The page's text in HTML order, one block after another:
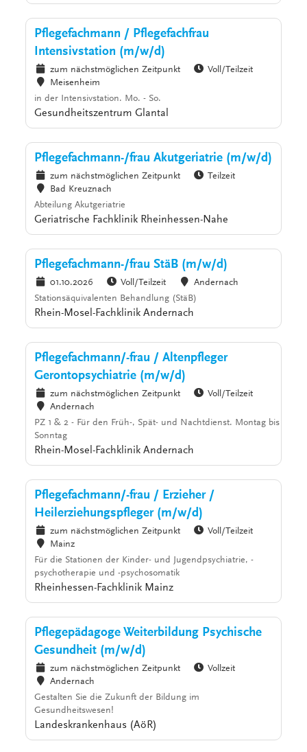
Pflegefachmann / Pflegefachfrau
Intensivstation (m/w/d)
zum nächstmöglichen Zeitpunkt
Voll/Teilzeit
Meisenheim
in der Intensivstation. Mo. - So.
Gesundheitszentrum Glantal
Pflegefachmann-/frau Akutgeriatrie (m/w/d)
zum nächstmöglichen Zeitpunkt
Teilzeit
Bad Kreuznach
Abteilung Akutgeriatrie
Geriatrische Fachklinik Rheinhessen-Nahe
Pflegefachmann-/frau StäB (m/w/d)
01.10.2026 Voll/Teilzeit
Andernach
Stationsäquivalenten Behandlung (StäB)
Rhein-Mosel-Fachklinik Andernach
Pflegefachmann/-frau / Altenpfleger
Gerontopsychiatrie (m/w/d)
zum nächstmöglichen Zeitpunkt
Voll/Teilzeit
Andernach
PZ 1 & 2 - Für den Früh-, Spät- und Nachtdienst. Montag bis
Sonntag
Rhein-Mosel-Fachklinik Andernach
Pflegefachmann/-frau / Erzieher /
Heilerziehungspfleger (m/w/d)
zum nächstmöglichen Zeitpunkt
Voll/Teilzeit
Mainz
Für die Stationen der Kinder- und Jugendpsychiatrie, -
psychotherapie und -psychosomatik
Rheinhessen-Fachklinik Mainz
Pflegepädagoge Weiterbildung Psychische
Gesundheit (m/w/d)
zum nächstmöglichen Zeitpunkt
Vollzeit
Andernach
Gestalten Sie die Zukunft der Bildung im
Gesundheitswesen!
Landeskrankenhaus (AöR)